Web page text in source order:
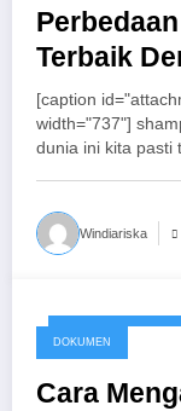
Terbaik
[caption
width="737"]
dunia ini kita pasti
Windiariska
January 23, 2017
DOKUMEN
Cara